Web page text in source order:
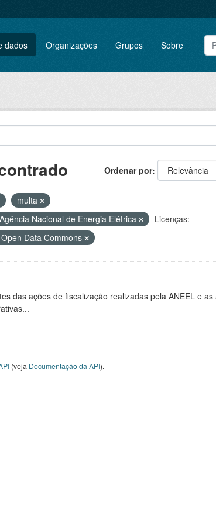
dados Organizações Grupos Sobre
Ordenar por
multa
Agência Nacional de Energia Elétrica
Licenças:
Data Commons
das ações de fiscalização realizadas pela ANEEL e
(veja Documentação da API).